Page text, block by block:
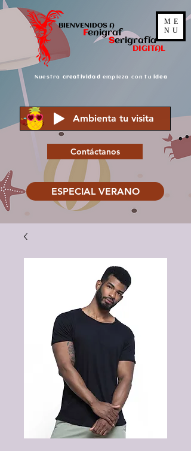
BIENVENIDOS A
Fenigraf
Serigrafía
DIGITAL
Nuestra creatividad empieza con tu idea
Ambienta tu visita
Contáctanos
ESPECIAL VERANO
ME
NU